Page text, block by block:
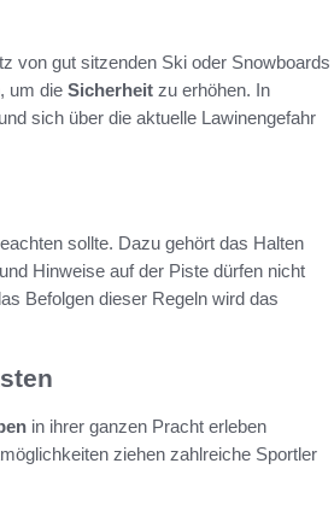
von gut sitzenden Ski oder Snowboards
um die Sicherheit zu erhöhen. In
sich über die aktuelle Lawinengefahr
sollte. Dazu gehört das Halten
Hinweise auf der Piste dürfen nicht
Befolgen dieser Regeln wird das
in ihrer ganzen Pracht erleben
ziehen zahlreiche Sportler